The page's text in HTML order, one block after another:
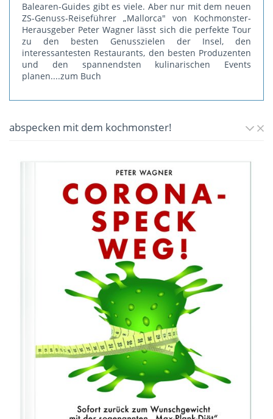
Balearen-Guides gibt es viele. Aber nur mit dem neuen
ZS-Genuss-Reiseführer „Mallorca" von Kochmonster-
Herausgeber Peter Wagner lässt sich die perfekte Tour
zu den besten Genusszielen der Insel, den
interessantesten Restaurants, den besten Produzenten
und den spannendsten kulinarischen Events
planen....zum Buch
abspecken mit dem kochmonster!